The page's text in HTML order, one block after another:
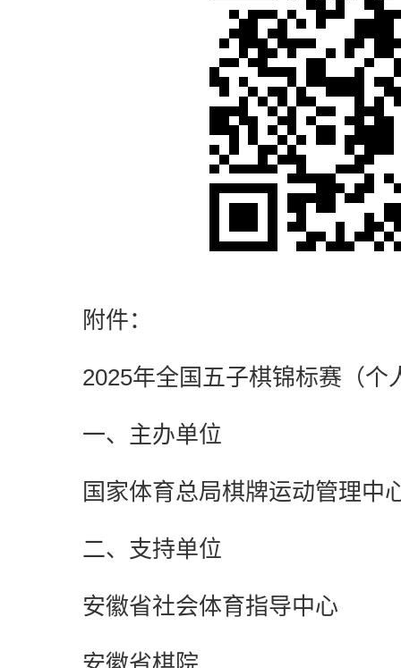
附件：
2025年全国五子棋锦标赛（个
一、主办单位
国家体育总局棋牌运动管理中
二、支持单位
安徽省社会体育指导中心